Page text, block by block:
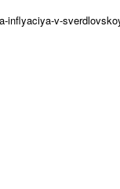
inflyaciya-v-